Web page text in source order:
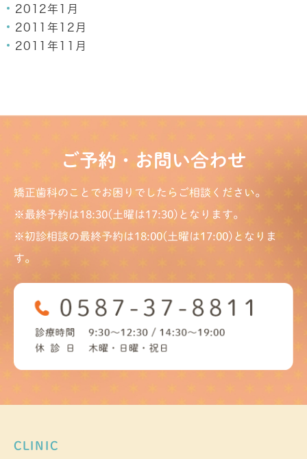
2012年1月
2011年12月
2011年11月
ご予約・お問い合わせ
矯正歯科のことでお困りでしたらご相談ください。
※最終予約は18:30(土曜は17:30)となります。
※初診相談の最終予約は18:00(土曜は17:00)となりま
す。
CLINIC